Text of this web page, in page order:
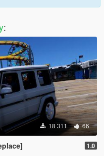
:
18 311 66
1.0